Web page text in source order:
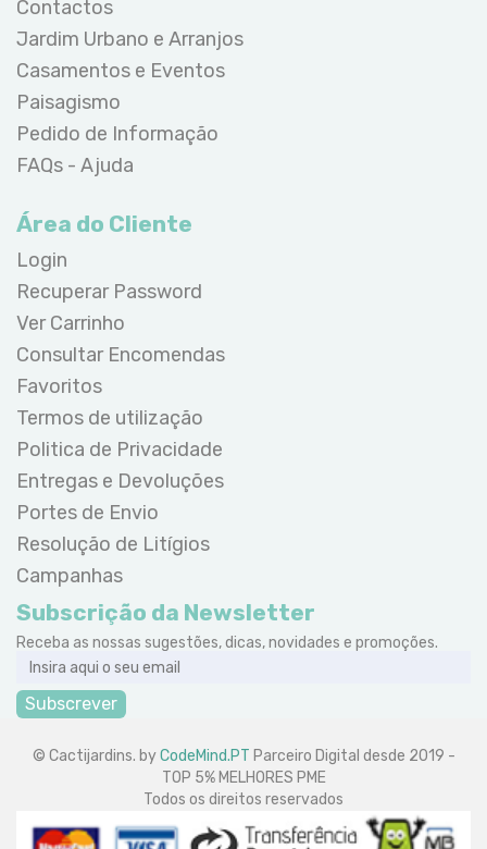
Contactos
Jardim Urbano e Arranjos
Casamentos e Eventos
Paisagismo
Pedido de Informação
FAQs - Ajuda
Área do Cliente
Login
Recuperar Password
Ver Carrinho
Consultar Encomendas
Favoritos
Termos de utilização
Politica de Privacidade
Entregas e Devoluções
Portes de Envio
Resolução de Litígios
Campanhas
Subscrição da Newsletter
Receba as nossas sugestões, dicas, novidades e promoções.
Subscrever
© Cactijardins. byCodeMind.PT Parceiro Digital desde 2019 -
TOP 5% MELHORES PME
Todos os direitos reservados